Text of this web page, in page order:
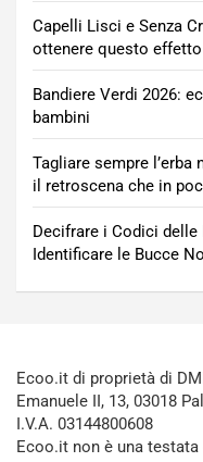
Capelli Lisci e Senza
ottenere questo effetto
Bandiere Verdi 2026:
bambini
Tagliare sempre
il retroscena che in
Decifrare i Codici
Identificare le Bucce
Ecoo.it di proprietà di
Emanuele II, 13, 03018
I.V.A. 03144800608
Ecoo.it non è una